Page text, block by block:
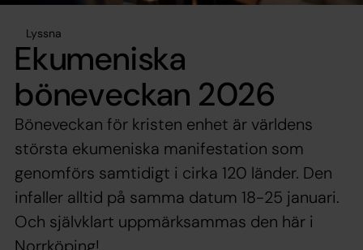
Lyssna
Ekumeniska
böneveckan 2026
Böneveckan för kristen enhet är världens
största ekumeniska manifestation som
genomförs samtidigt i cirka 120 länder. Den
infaller alltid på samma datum 18-25 januari.
Och självklart uppmärksammas den här i
Norrköping!